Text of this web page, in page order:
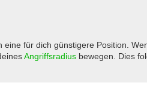
für dich günstigere Position.
Angriffsradiusbewegen. Dies